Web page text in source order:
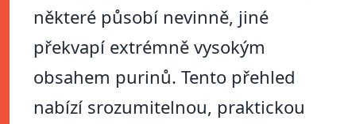
některé působí nevinně, jiné
překvapí extrémně vysokým
obsahem purinů. Tento přehled
nabízí srozumitelnou, praktickou